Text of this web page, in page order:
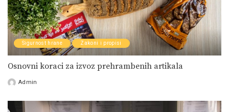
Sigurnost hrane Zakoni i propisi
Osnovni koraci za izvoz prehrambenih artikala
PostedAdmin